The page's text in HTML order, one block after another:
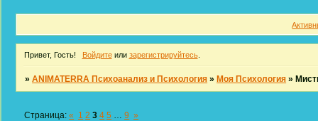
Привет, Гость! Войдитеили зарегистрируйтесь.
»ANIMATERRA Психоанализ и Психология » Моя Психология »
Страница:« 1 2 3 4 5 9 »